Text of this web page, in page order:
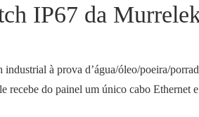
IP67 da
industrial à prova d’água/óleo/poeira/
recebe do painel um único cabo Ethernet